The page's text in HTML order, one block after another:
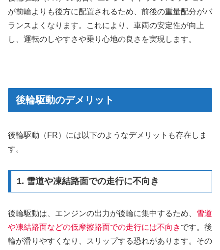
が前輪よりも後方に配置されるため、前後の重量配分がバ
ランスよくなります。これにより、車両の安定性が向上
し、運転のしやすさや乗り心地の良さを実現します。
後輪駆動のデメリット
後輪駆動（FR）には以下のようなデメリットも存在しま
す。
1. 雪道や凍結路面での走行に不向き
後輪駆動は、エンジンの出力が後輪に集中するため、 雪道
や凍結路面などの低摩擦路面での走行には不向き です。後
輪が滑りやすくなり、スリップする恐れがあります。その